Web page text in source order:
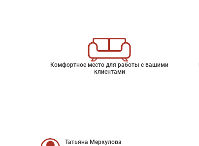
Комфортное место для работы с вашими
клиентами
Татьяна Меркулова